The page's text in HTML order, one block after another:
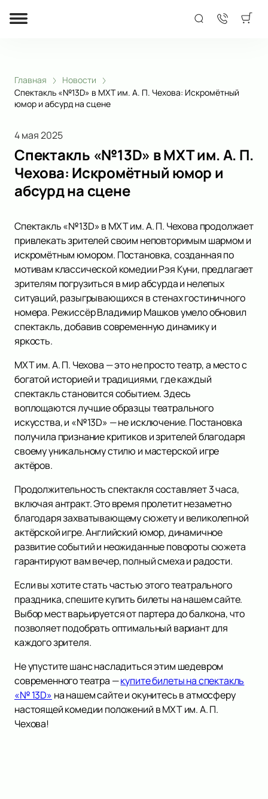
Главная
Новости
Спектакль «№13D» в МХТ им. А. П. Чехова: Искромётный
юмор и абсурд на сцене
4 мая 2025
Спектакль «№13D» в МХТ им. А. П.
Чехова: Искромётный юмор и
абсурд на сцене
Спектакль «№13D» в МХТ им. А. П. Чехова продолжает
привлекать зрителей своим неповторимым шармом и
искромётным юмором. Постановка, созданная по
мотивам классической комедии Рэя Куни, предлагает
зрителям погрузиться в мир абсурда и нелепых
ситуаций, разыгрывающихся в стенах гостиничного
номера. Режиссёр Владимир Машков умело обновил
спектакль, добавив современную динамику и
яркость.
МХТ им. А. П. Чехова — это не просто театр, а место с
богатой историей и традициями, где каждый
спектакль становится событием. Здесь
воплощаются лучшие образцы театрального
искусства, и «№13D» — не исключение. Постановка
получила признание критиков и зрителей благодаря
своему уникальному стилю и мастерской игре
актёров.
Продолжительность спектакля составляет 3 часа,
включая антракт. Это время пролетит незаметно
благодаря захватывающему сюжету и великолепной
актёрской игре. Английский юмор, динамичное
развитие событий и неожиданные повороты сюжета
гарантируют вам вечер, полный смеха и радости.
Если вы хотите стать частью этого театрального
праздника, спешите купить билеты на нашем сайте.
Выбор мест варьируется от партера до балкона, что
позволяет подобрать оптимальный вариант для
каждого зрителя.
Не упустите шанс насладиться этим шедевром
современного театра —купите билеты на спектакль
«№ 13D» на нашем сайте и окунитесь в атмосферу
настоящей комедии положений в МХТ им. А. П.
Чехова!